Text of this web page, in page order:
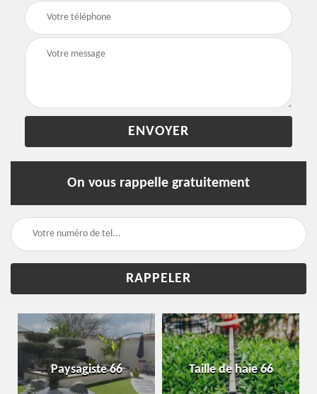
On vous rappelle gratuitement
Paysagiste 66 Taille de haie 66